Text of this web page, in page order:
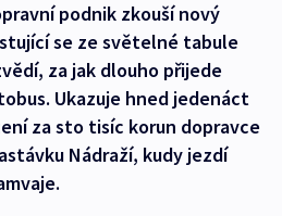
podnik zkouší nový
se ze světelné tabule
za jak dlouho přijede
Ukazuje hned jedenáct
za sto tisíc korun dopravce
Nádraží, kudy jezdí